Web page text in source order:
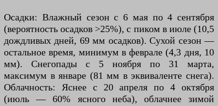
Осадки: Влажный сезон с 6 мая по 4 сентября
(вероятность осадков >25%), с пиком в июле (10,5
дождливых дней, 69 мм осадков). Сухой сезон —
остальное время, минимум в феврале (4,3 дня, 10
мм). Снегопады с 5 ноября по 31 марта,
максимум в январе (81 мм в эквиваленте снега).
Облачность: Яснее с 20 апреля по 4 октября
(июль — 60% ясного неба), облачнее зимой